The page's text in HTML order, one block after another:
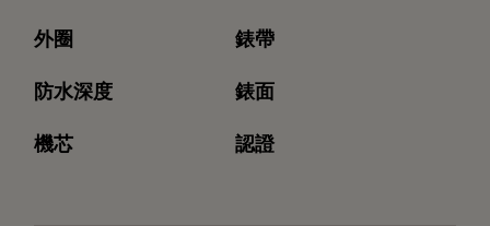
外圈
防水深度
機芯
錶帶
錶面
認證